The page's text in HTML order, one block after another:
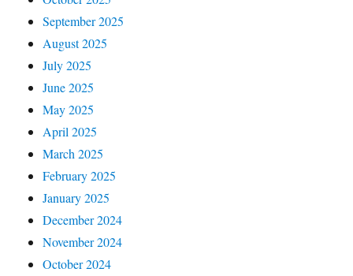
September 2025
August 2025
July 2025
June 2025
May 2025
April 2025
March 2025
February 2025
January 2025
December 2024
November 2024
October 2024